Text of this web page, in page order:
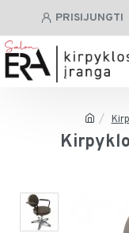
PRISIJUNGTI